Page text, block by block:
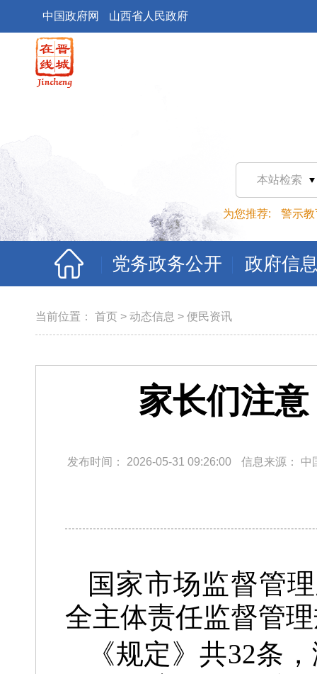
中国政府网 山西省人民政府
本站检索
为您推荐: 警示教
党务政务公开 政府信
当前位置： 首页 > 动态信息 > 便民资讯
家长们注
发布时间： 2026-05-31 09:26:00 信息来源： 中
国家市场监督管
全主体责任监督管
《规定》共32条